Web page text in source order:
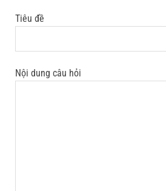
Tiêu đề
Nội dung câu hỏi